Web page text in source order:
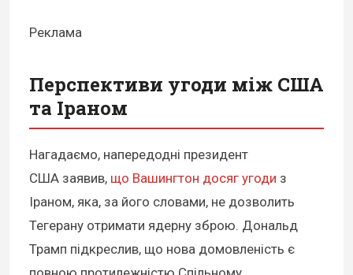
Реклама
Перспективи угоди між США
та Іраном
Нагадаємо, напередодні президент
США заявив, що Вашингтон досяг угоди з
Іраном, яка, за його словами, не дозволить
Тегерану отримати ядерну зброю. Дональд
Трамп підкреслив, що нова домовленість є